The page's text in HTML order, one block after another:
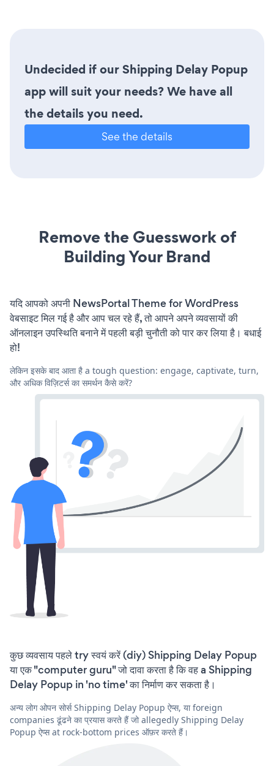
Undecided if our Shipping Delay Popup
app will suit your needs? We have all
the details you need.
See the details
Remove the Guesswork of
Building Your Brand
यदि आपको अपनी NewsPortal Theme for WordPress
वेबसाइट मिल गई है और आप चल रहे हैं, तो आपने अपने व्यवसायों की
ऑनलाइन उपस्थिति बनाने में पहली बड़ी चुनौती को पार कर लिया है। बधाई
हो!
लेकिन इसके बाद आता है a tough question: engage, captivate, turn,
और अधिक विज़िटर्स का समर्थन कैसे करें?
कुछ व्यवसाय पहले try स्वयं करें (diy) Shipping Delay Popup
या एक "computer guru" जो दावा करता है कि वह a Shipping
Delay Popup in 'no time' का निर्माण कर सकता है।
अन्य लोग ओपन सोर्स Shipping Delay Popup ऐप्स, या foreign
companies ढूंढने का प्रयास करते हैं जो allegedly Shipping Delay
Popup ऐप्स at rock-bottom prices ऑफ़र करते हैं।